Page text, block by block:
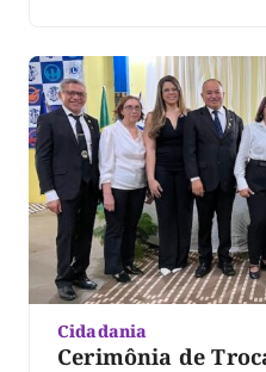
André Gomes, um […]
Cidadania
Cerimônia de